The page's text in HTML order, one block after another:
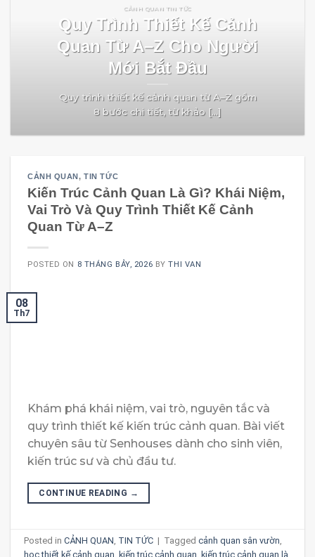
CẢNH QUAN TIN TỨC
Quy Trình Thiết Kế Cảnh
Quan Từ A–Z Cho Người
Mới Bắt Đầu
Quy trình thiết kế cảnh quan từ A–Z gồm
8 bước chi tiết, từ khảo [...]
CẢNH QUAN,TIN TỨC
Kiến Trúc Cảnh Quan Là Gì? Khái Niệm,
Vai Trò Và Quy Trình Thiết Kế Cảnh
Quan Từ A–Z
POSTED ON 8 THÁNG BẢY, 2026 BYTHI VAN
08
Th7
Khám phá khái niệm, vai trò, nguyên tắc và
quy trình thiết kế kiến trúc cảnh quan. Bài viết
chuyên sâu từ Senhouses dành cho sinh viên,
kiến trúc sư và chủ đầu tư.
CONTINUE READING →
Posted inCẢNH QUAN TIN TỨC | Taggedcảnh quan sân vườn
học thiết kế cảnh quan kiến trúc cảnh quan kiến trúc cảnh quan là